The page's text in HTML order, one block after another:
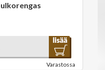
ulkorengas
Varastossa